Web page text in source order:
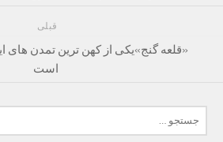
قبلی
«قلعه گنج»یکی از کهن ترین تمدن های
است
برای: